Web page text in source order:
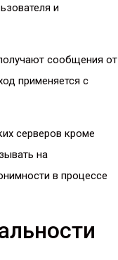
и
сообщения от
применяется с
серверов кроме
на
в процессе